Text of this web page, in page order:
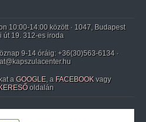
10:00-14:00 között · 1047, Budapest
út 19. 312-es iroda
9-14 óráig: +36(30)563-6134 ·
a GOOGLE, a FACEBOOK vagy
oldalán